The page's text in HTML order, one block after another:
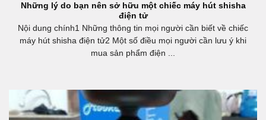
Những lý do bạn nên sở hữu một chiếc máy hút shisha
điện tử
Nội dung chính1 Những thông tin mọi người cần biết về chiếc
máy hút shisha điện tử2 Một số điều mọi người cần lưu ý khi
mua sản phẩm điện ...